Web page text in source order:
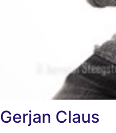
Gerjan Claus